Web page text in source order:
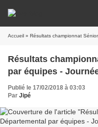
Accueil » Résultats championnat
Résultats
par équipes -
Publié le 17/02/2018 à 03:03
Par Jipé